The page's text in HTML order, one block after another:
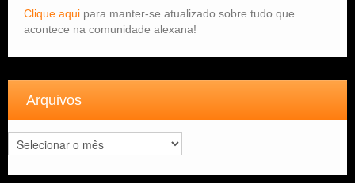
Clique aqui para manter-se atualizado sobre tudo que
acontece na comunidade alexana!
Arquivos
Arquivos